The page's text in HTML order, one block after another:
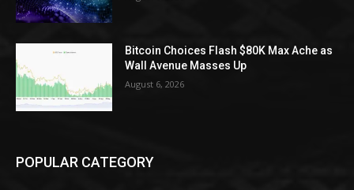
Bitcoin Choices Flash $80K Max Ache as
Wall Avenue Masses Up
August 6, 2026
POPULAR CATEGORY